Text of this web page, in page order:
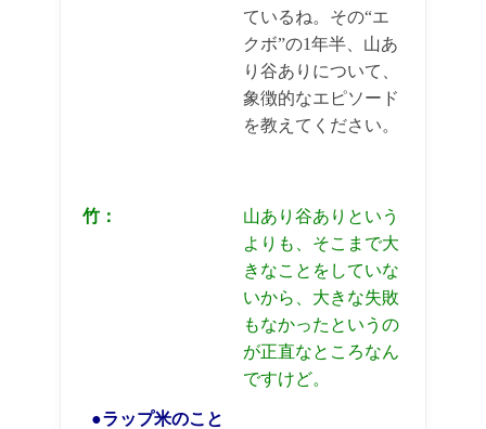
ているね。その“エ
クボ”の1年半、山あ
り谷ありについて、
象徴的なエピソード
を教えてください。
竹：
山あり谷ありという
よりも、そこまで大
きなことをしていな
いから、大きな失敗
もなかったというの
が正直なところなん
ですけど。
●ラップ米のこと